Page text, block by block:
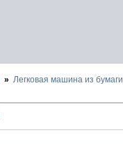
Легковая машина из бумаги